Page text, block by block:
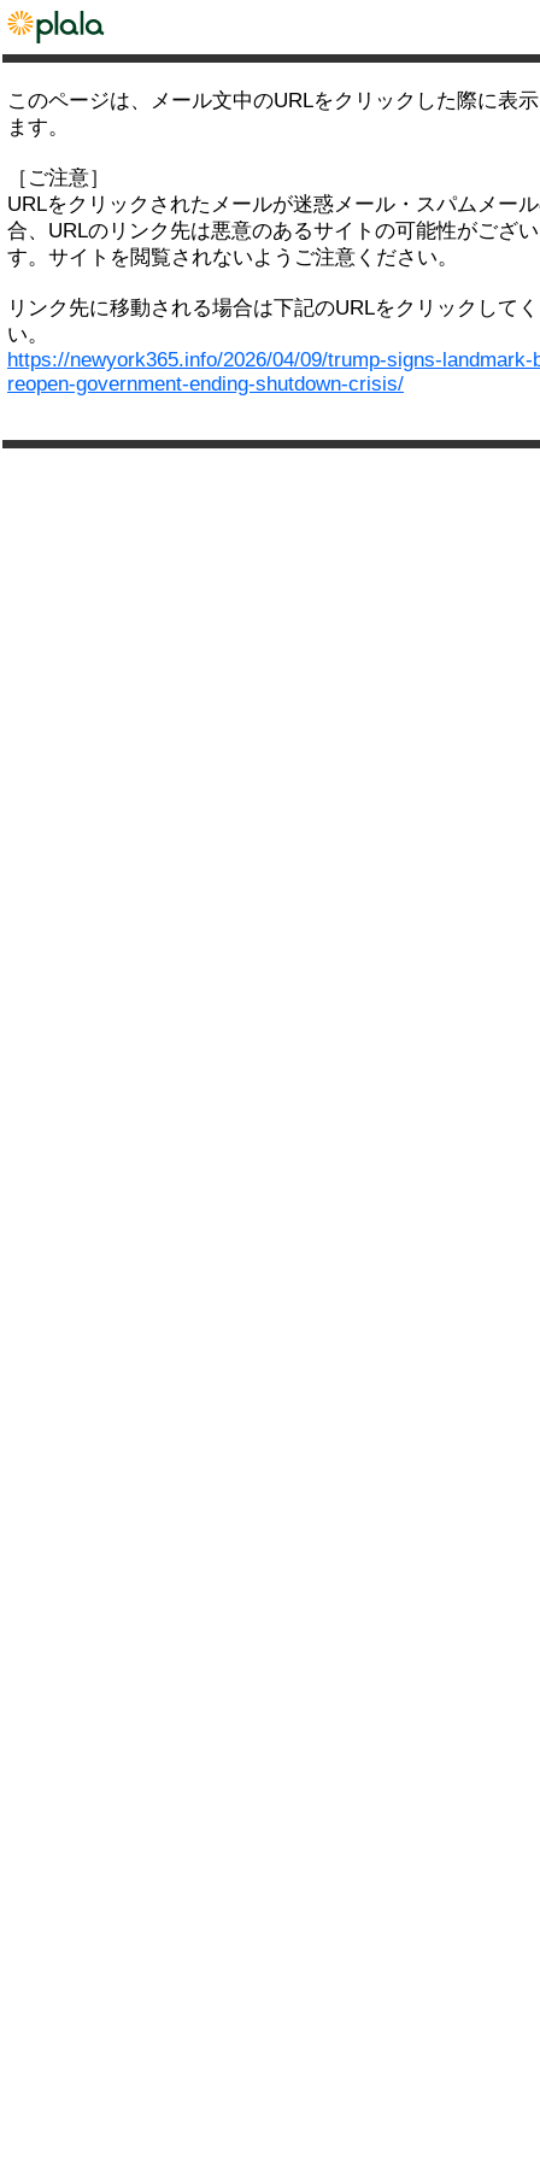
このページは、メール文中のURLをクリックした際に表
ます。
［ご注意］
URLをクリックされたメールが迷惑メール・スパムメー
合、URLのリンク先は悪意のあるサイトの可能性がござ
す。サイトを閲覧されないようご注意ください。
リンク先に移動される場合は下記のURLをクリックして
い。
https://newyork365.info/2026/04/09/trump-signs-landmark-
reopen-government-ending-shutdown-crisis/